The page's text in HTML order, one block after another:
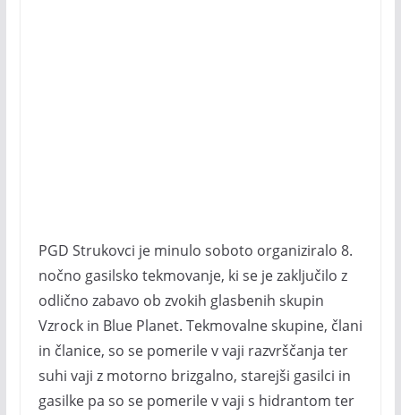
PGD Strukovci je minulo soboto organiziralo 8.
nočno gasilsko tekmovanje, ki se je zaključilo z
odlično zabavo ob zvokih glasbenih skupin
Vzrock in Blue Planet. Tekmovalne skupine, člani
in članice, so se pomerile v vaji razvrščanja ter
suhi vaji z motorno brizgalno, starejši gasilci in
gasilke pa so se pomerile v vaji s hidrantom ter